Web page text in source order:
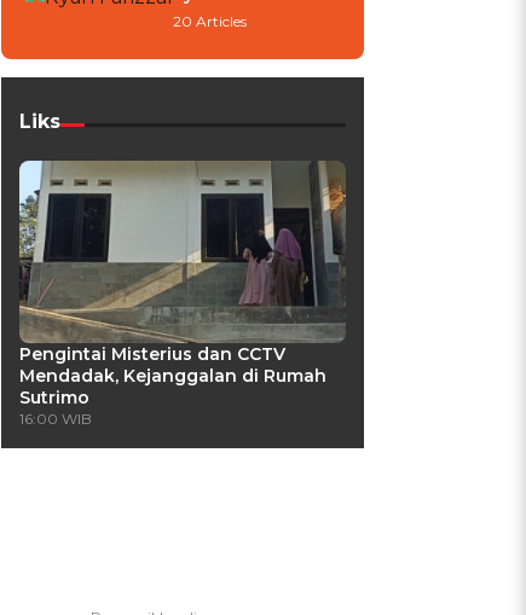
20 Articles
Liks
Pengintai Misterius dan CCTV
Mendadak, Kejanggalan di Rumah
Sutrimo
16:00 WIB